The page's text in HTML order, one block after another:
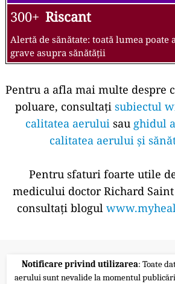
300+ Riscant
Alertă de sănătate: toată lumea poate
grave asupra sănătății
Pentru a afla mai multe despre
poluare, consultați subiectul
calitatea aerului sau ghidul
calitatea aerului și
Pentru sfaturi foarte utile
medicului doctor Richard
consultați blogul
Notificare privind utilizarea: Toate
aerului sunt nevalide la momentul